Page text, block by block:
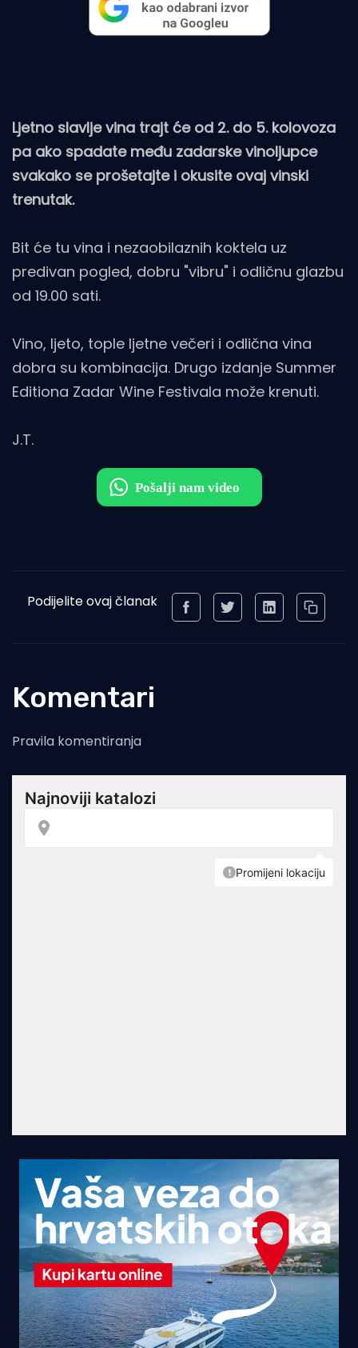
Ljetno slavlje vina trajt će od 2. do 5. kolovoza
pa ako spadate među zadarske vinoljupce
svakako se prošetajte i okusite ovaj vinski
trenutak.
Bit će tu vina i nezaobilaznih koktela uz
predivan pogled, dobru "vibru" i odličnu glazbu
od 19.00 sati.
Vino, ljeto, tople ljetne večeri i odlična vina
dobra su kombinacija. Drugo izdanje Summer
Editiona Zadar Wine Festivala može krenuti.
J.T.
Podijelite ovaj članak
Komentari
Pravila komentiranja